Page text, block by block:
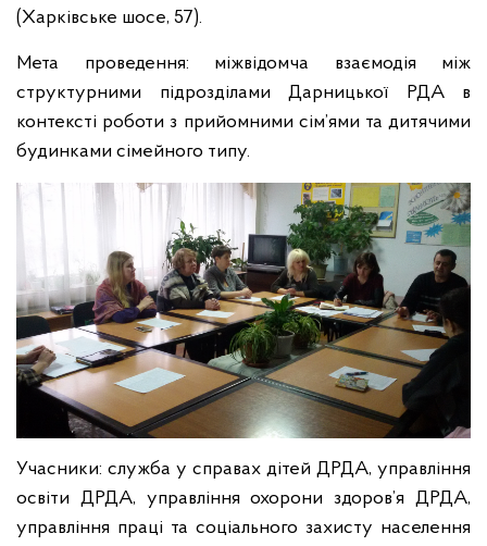
(Харківське шосе, 57).
Мета проведення: міжвідомча взаємодія між
структурними підрозділами Дарницької РДА в
контексті роботи з прийомними сім’ями та дитячими
будинками сімейного типу.
Учасники: служба у справах дітей ДРДА, управління
освіти ДРДА, управління охорони здоров’я ДРДА,
управління праці та соціального захисту населення